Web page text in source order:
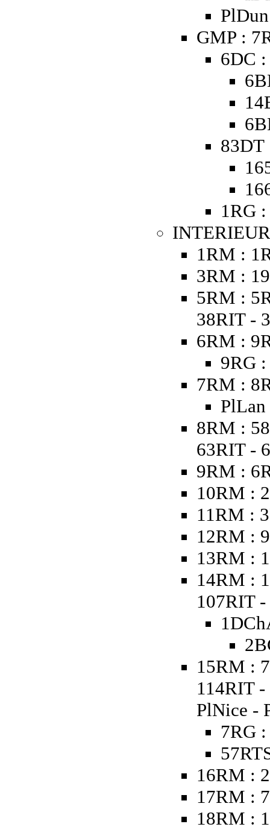
GMP :
6DC
83DT
1RG
1RM :
3RM :
5RM :
38RIT -
6RM :
9RG
7RM :
8RM :
63RIT -
9RM :
10RM :
11RM :
12RM :
13RM :
14RM :
107RIT
15RM :
114RIT
PlNice -
7RG
16RM :
17RM :
18RM :